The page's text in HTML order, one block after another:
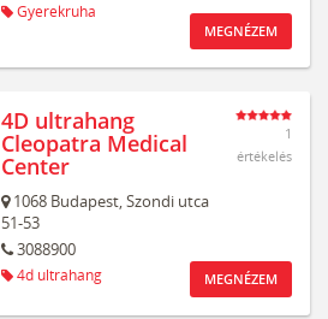
Gyerekruha
MEGNÉZEM
4D ultrahang
Cleopatra Medical
Center
1068 Budapest,Szondi utca
51-53
3088900
4d ultrahang
1
értékelés
MEGNÉZEM